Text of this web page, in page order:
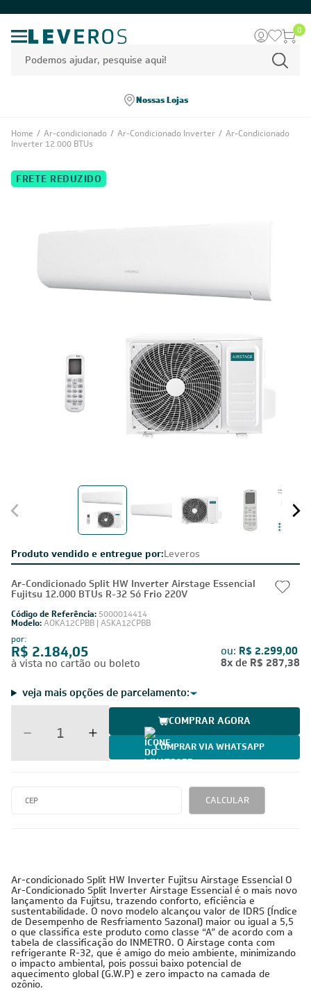
0
Nossas Lojas
Home / Ar-condicionado / Ar-Condicionado Inverter / Ar-Condicionado
Inverter 12.000 BTUs
Produto vendido e entregue por:Leveros
Ar-Condicionado Split HW Inverter Airstage Essencial
Fujitsu 12.000 BTUs R-32 Só Frio 220V
Código de Referência: 5000014414
Modelo:AOKA12CPBB | ASKA12CPBB
por:
R$ 2.184,05
à vista no cartão ou boleto
ou: R$ 2.299,00
8x de R$ 287,38
veja mais opções de parcelamento:
COMPRAR AGORA
COMPRAR VIA WHATSAPP
CALCULAR
Ar-condicionado Split HW Inverter Fujitsu Airstage Essencial O
Ar-Condicionado Split Inverter Airstage Essencial é o mais novo
lançamento da Fujitsu, trazendo conforto, eficiência e
sustentabilidade. O novo modelo alcançou valor de IDRS (Índice
de Desempenho de Resfriamento Sazonal) maior ou igual a 5,5
o que classifica este produto como classe “A” de acordo com a
tabela de classificação do INMETRO. O Airstage conta com
refrigerante R-32, que é amigo do meio ambiente, minimizando
o impacto ambiental, pois possui baixo potencial de
aquecimento global (G.W.P) e zero impacto na camada de
ozônio.
FRETE REDUZIDO